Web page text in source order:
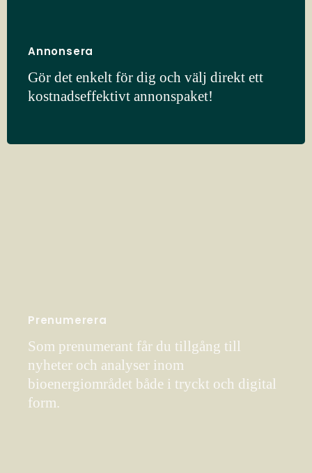
Annonsera
Gör det enkelt för dig och välj direkt ett
kostnadseffektivt annonspaket!
Prenumerera
Som prenumerant får du tillgång till
nyheter och analyser inom
bioenergiområdet både i tryckt och digital
form.